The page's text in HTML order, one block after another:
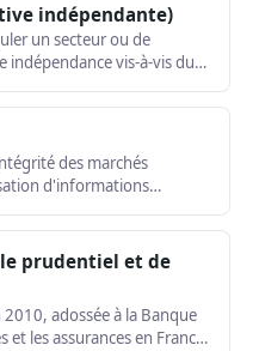
indépendante)
un secteur ou de
vis-à-vis du
des marchés
d'informations
directement applicable.
prudentiel et de
adossée à la Banque
et les assurances en France.